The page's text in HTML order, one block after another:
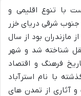
با تنوع اقلیمی و
جنوب شرقی دریای خزر
مازندران بود از سال
شناخته شد و شهر
فرهنگ و اقتصاد
با نام استرآباد
آثاری از تمدن های